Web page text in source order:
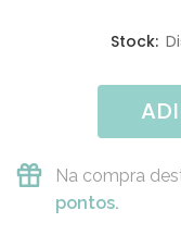
Stock:
Na compra
pontos.